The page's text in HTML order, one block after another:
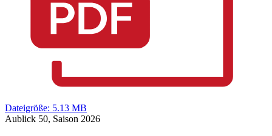
Dateigröße: 5.13 MB
Aublick 50, Saison 2026